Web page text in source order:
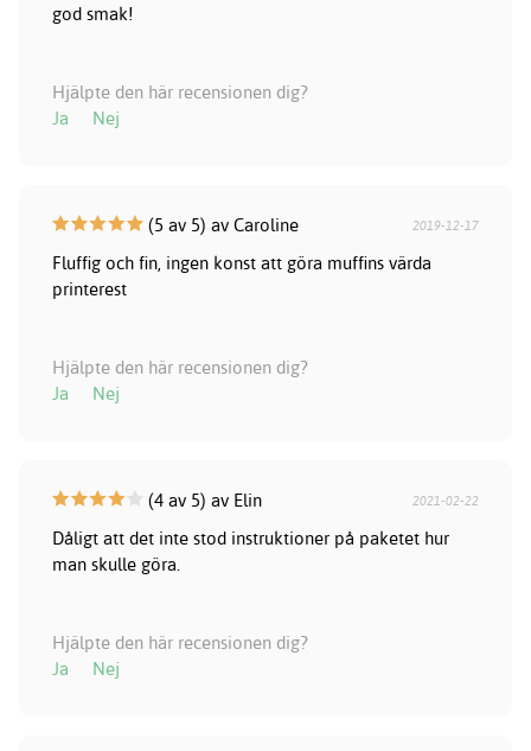
god smak!
Hjälpte den här recensionen dig?
Ja
Nej
(5 av 5) av Caroline 2019-12-17
Fluffig och fin, ingen konst att göra muffins värda
printerest
Hjälpte den här recensionen dig?
Ja
Nej
(4 av 5) av Elin 2021-02-22
Dåligt att det inte stod instruktioner på paketet hur
man skulle göra.
Hjälpte den här recensionen dig?
Ja
Nej